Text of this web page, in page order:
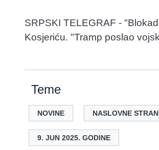
SRPSKI TELEGRAF -
Kosjeriću. "Tramp poslao
Teme
NOVINE NASLOVNE
9. JUN 2025. GODINE